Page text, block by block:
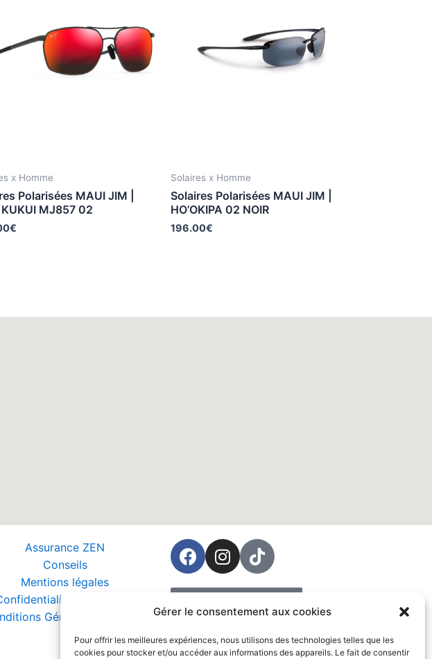
Gérer le consentement aux cookies
Pour offrir les meilleures expériences, nous utilisons des technologies telles que les
cookies pour stocker et/ou accéder aux informations des appareils. Le fait de consentir
x Homme
Polarisées MAUI JIM |
KUKUI MJ857 02
€
Solaires x Homme
Solaires Polarisées MAUI JIM |
HO’OKIPA 02 NOIR
196.00€
Assurance ZEN
Conseils
Mentions légales
et Données
Générales de Vente